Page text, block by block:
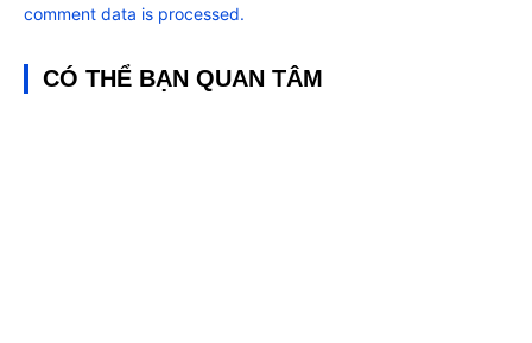
comment data is processed.
CÓ THỂ BẠN QUAN TÂM